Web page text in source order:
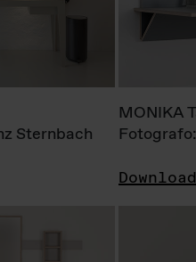
Sternbach
MONIKA
Download